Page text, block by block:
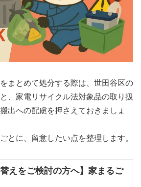
まとめて処分する際は、世田谷区の
、家電リサイクル法対象品の取り扱
出への配慮を押さえておきましょ
とに、留意したい点を整理します。
替えをご検討の方へ】家まるご